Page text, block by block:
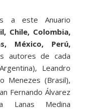
a este Anuario
Chile, Colombia,
México, Perú,
autores de cada
Leandro
Menezes (Brasil),
Fernando Álvarez
Lanas Medina